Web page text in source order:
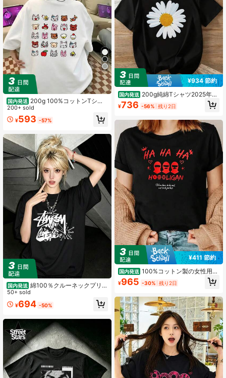
国内発送 200g 100%コットンTシャ
ツ、2026年夏ファッション柄プリン
ト半袖Tシャツ、カップルスタイル、
インナーウェア、アウターウェア、
半袖トップス
200+ sold
¥593 -57%
国内発送 綿100％クルーネックプリン
ト半袖Tシャツ、女性用新作夏服、ス
タイリッシュなゆったりカジュアル
トップス
50+ sold
¥694 -50%
¥934 節約
国内発送 200g純綿Tシャツ2025年夏
レディース新作半袖純綿ホリデー柄
半袖丸首カップル着用小シャツトッ
¥736 -56% 残り2日
¥411 節約
国内発送 100%コットン製の女性用シ
ョート丈Tシャツ。バララファ帽の柄
がプリントされており、ゆったりと
なレディースウェア、春夏向け。
¥965 -30% 残り2日